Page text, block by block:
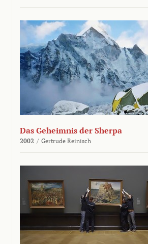
Das Geheimnis der Sherpa
2002 / Gertrude Reinisch